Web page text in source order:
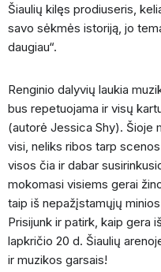
Šiaulių kilęs prodiuseris,
savo sėkmės istoriją, jo
daugiau“.
Renginio dalyvių laukia
bus repetuojama ir visų
(autorė Jessica Shy). Šioje
visi, neliks ribos tarp
visos čia ir dabar
mokomasi visiems gerai
taip iš nepažįstamųjų
Prisijunk ir patirk, kaip gera
lapkričio 20 d. Šiaulių
ir muzikos garsais!